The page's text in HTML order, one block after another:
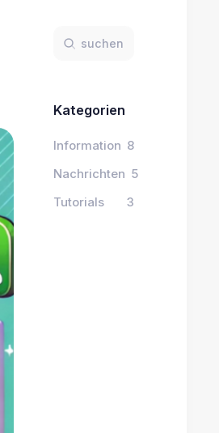
Kategorien
Information 8
Nachrichten 5
Tutorials
3